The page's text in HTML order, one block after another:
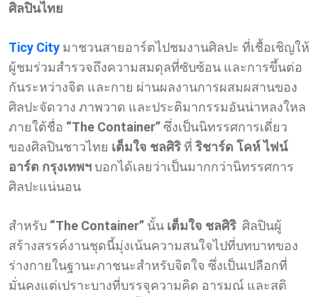
ศิลปินไทย
Ticy City มาชวนสายอาร์ตไปชมงานศิลปะ ที่เชื้อเชิญให้
ผู้ชมร่วมสำรวจถึงความสมดุลที่ซับซ้อน และการขึ้นต่อ
กันระหว่างจิต และกาย ผ่านผลงานการผสมผสานของ
ศิลปะจัดวาง ภาพวาด และประติมากรรมอันน่าหลงใหล
ภายใต้ชื่อ “The Container”ซึ่งเป็นนิทรรศการเดี่ยว
ของศิลปินชาวไทย เต็มใจ ชลศิริที่ ริชาร์ด โคห์ ไฟน์
อาร์ต กรุงเทพฯบอกได้เลยว่าเป็นมากกว่านิทรรศการ
ศิลปะแน่นอน
สำหรับ “The Container” นั้น เต็มใจ ชลศิริ ศิลปินผู้
สร้างสรรค์งานชุดนี้มุ่งเน้นความสนใจไปที่บทบาทของ
ร่างกายในฐานะภาชนะสำหรับจิตใจ ซึ่งเป็นเปลือกที่
มั่นคงแต่เปราะบางที่บรรจุความคิด อารมณ์ และสติ